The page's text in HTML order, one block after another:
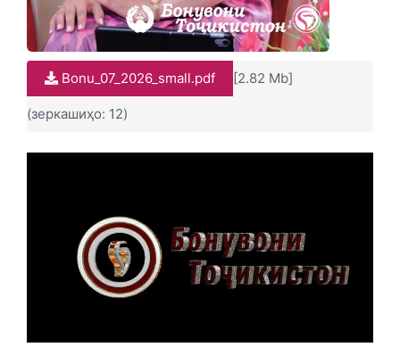
Bonu_07_2026_small.pdf [2.82 Mb]
(зеркашиҳо: 12)